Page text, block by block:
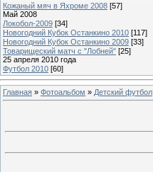
Кожаный мяч в Яхроме 2008 [57]
Май 2008
Локобол-2009 [34]
Новогодний Кубок Останкино 2010 [117]
Новогодний Кубок Останкино 2009 [33]
Товарищеский матч с "Лобней" [25]
25 апреля 2010 года
Футбол 2010 [60]
Главная » Фотоальбом » Детский футбол